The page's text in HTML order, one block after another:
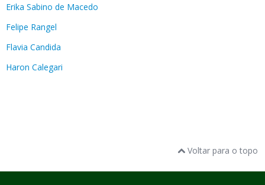
Erika Sabino de Macedo
Felipe Rangel
Flavia Candida
Haron Calegari
Voltar para o topo